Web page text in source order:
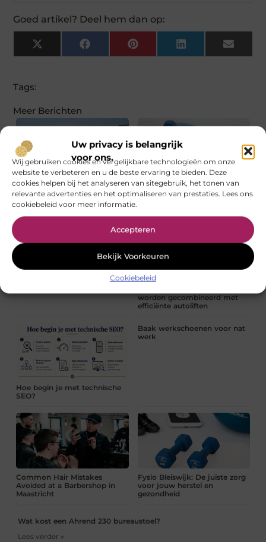
Uw privacy is belangrijk
voor ons.
Wij gebruiken cookies en vergelijkbare technologieën om onze
website te verbeteren en u de beste ervaring te bieden. Deze
cookies helpen bij het analyseren van sitegebruik, het tonen van
relevante advertenties en het optimaliseren van prestaties. Lees ons
cookiebeleid voor meer informatie.
Accepteren
Bekijk Voorkeuren
Cookiebeleid
Goed artikel? Deel hem dan op:
X
(Twitter)
FacebookPinterest LinkedIn Email
Tags:
Meer Berichten
Grond regio Rotterdam: welke
soort past bij uw
tuinrenovatie?
Fysio Weert: deskundige
begeleiding bij pijn en
beweging
Grip op je cijfers zonder gedoe
Waarom moderne
worden gecombineerd met
efficiënte autoliften
Hoe begin je met technische
SEO?
Baak werkschoenen voor nat
werk
Common Hair Mistakes
Avoided at a Barbershop in
Maastricht
Fysio Bleiswijk: De juiste zorg
voor jouw herstel en
gezondheid
Wat kost een Ahrend 230 bureaustoel?
Lees verder »